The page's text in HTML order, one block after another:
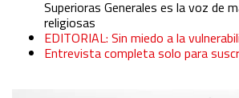
Superioras Generales es la voz de
religiosas
EDITORIAL: Sin miedo a la
Entrevista completa solo para
Develop and improve services